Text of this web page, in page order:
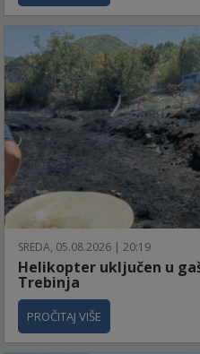
SREDA, 05.08.2026 | 20:19
Helikopter uključen u
Trebinja
PROČITAJ VIŠE